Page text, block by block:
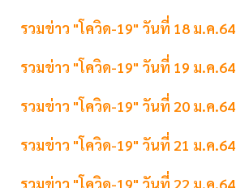
รวมข่าว "โควิด-19" วันที่ 18 ม.ค.64
รวมข่าว "โควิด-19" วันที่ 19 ม.ค.64
รวมข่าว "โควิด-19" วันที่ 20 ม.ค.64
รวมข่าว "โควิด-19" วันที่ 21 ม.ค.64
รวมข่าว "โควิด-19" วันที่ 22 ม.ค.64